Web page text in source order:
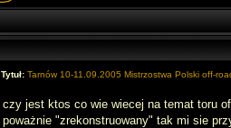
Tytuł: Tarnów 10-11.09.2005 Mistrzostwa Polski off-
czy jest ktos co wie wiecej na temat toru
poważnie "zrekonstruowany" tak mi sie